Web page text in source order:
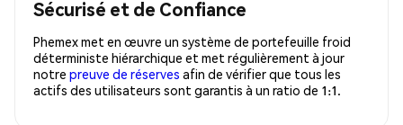
Sécurisé et de Confiance
Phemex met en œuvre un système de portefeuille froid
déterministe hiérarchique et met régulièrement à jour
notre preuve de réserves afin de vérifier que tous les
actifs des utilisateurs sont garantis à un ratio de 1:1.